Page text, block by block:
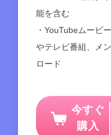
能を含む
・YouTubeムービ
やテレビ番組、メ
ロード
今すぐ
購入